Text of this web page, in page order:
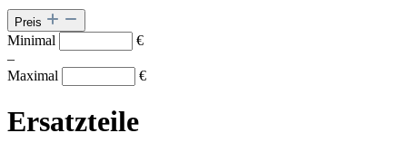
Preis
Minimal
€
–
Maximal
€
Ersatzteile